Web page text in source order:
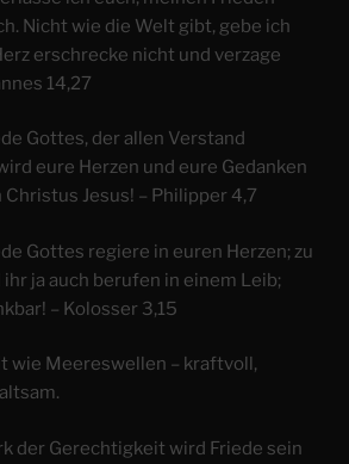
Nicht wie die Welt gibt, gebe ich
erschrecke nicht und verzage
14,27
Gottes, der allen Verstand
eure Herzen und eure Gedanken
Christus Jesus! – Philipper 4,7
Gottes regiere in euren Herzen; zu
ja auch berufen in einem Leib;
– Kolosser 3,15
wie Meereswellen – kraftvoll,
der Gerechtigkeit wird Friede sein